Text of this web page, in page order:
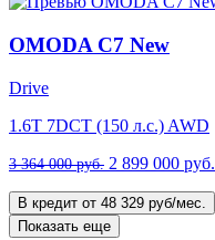
OMODA C7 New
Drive
1.6T 7DCT (150 л.с.) AWD
3 364 000 руб. 2 899 000 руб.
В кредит от 48 329 руб/мес.
Показать еще